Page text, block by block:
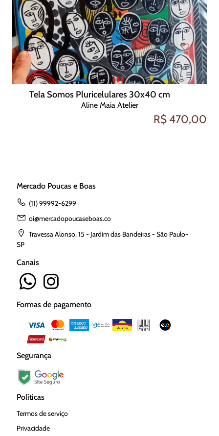
Tela Somos Pluricelulares 30x40 cm
Aline Maia Atelier
R$ 470,00
Mercado Poucas e Boas
(11) 99992-6299
oi@mercadopoucaseboas.co
Travessa Alonso, 15 - Jardim das Bandeiras - São Paulo-
SP
Canais
Formas de pagamento
Segurança
Políticas
Termos de serviço
Privacidade